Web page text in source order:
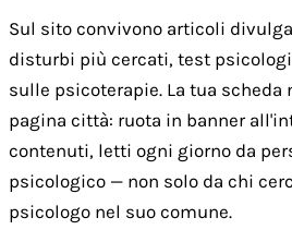
Sul sito convivono articoli
disturbi più cercati, test
sulle psicoterapie. La tua scheda
pagina città: ruota in banner
contenuti, letti ogni giorno da
psicologico — non solo da chi
psicologo nel suo comune.